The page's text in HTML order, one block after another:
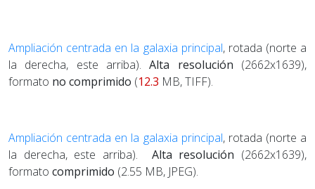
Ampliación centrada en la galaxia principal, rotada (norte a
la derecha, este arriba).Alta resolución (2662x1639),
formato no comprimido (12.3 MB, TIFF).
Ampliación centrada en la galaxia principal, rotada (norte a
la derecha, este arriba). Alta resolución (2662x1639),
formato comprimido (2.55 MB, JPEG).